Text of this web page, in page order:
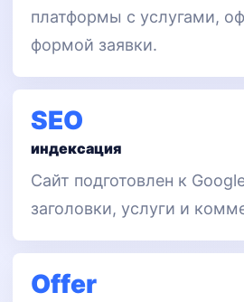
платформы с услугами,
формой заявки.
SEO
индексация
Сайт подготовлен к
заголовки, услуги и
Offer